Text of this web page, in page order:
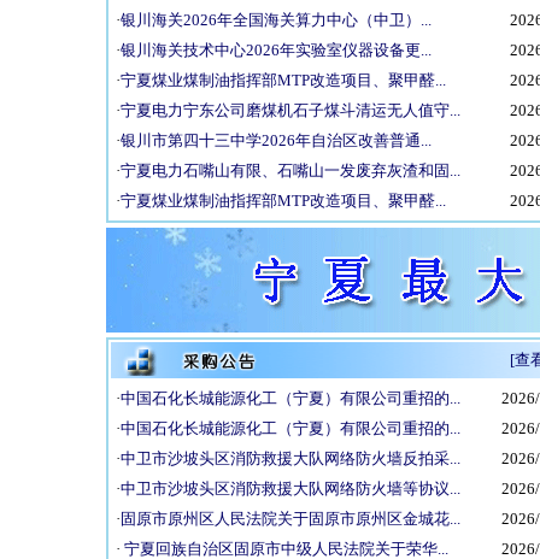
·银川海关2026年全国海关算力中心（中卫）...
·银川海关技术中心2026年实验室仪器设备更...
·宁夏煤业煤制油指挥部MTP改造项目、聚甲醛...
·宁夏电力宁东公司磨煤机石子煤斗清运无人值守...
·银川市第四十三中学2026年自治区改善普通...
·宁夏电力石嘴山有限、石嘴山一发废弃灰渣和固...
·宁夏煤业煤制油指挥部MTP改造项目、聚甲醛...
[查
·中国石化长城能源化工（宁夏）有限公司重招的...
·中国石化长城能源化工（宁夏）有限公司重招的...
·中卫市沙坡头区消防救援大队网络防火墙反拍采...
·中卫市沙坡头区消防救援大队网络防火墙等协议...
· 固原市原州区人民法院关于固原市原州区金城花...
· 宁夏回族自治区固原市中级人民法院关于荣华...